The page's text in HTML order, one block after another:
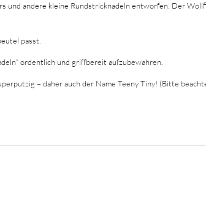
und andere kleine Rundstricknadeln entworfen. Der
passt.
ordentlich und griffbereit aufzubewahren.
– daher auch der Name Teeny Tiny! (Bitte